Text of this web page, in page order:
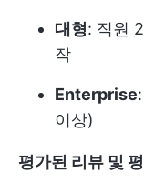
대형: 직원
작
Enterprise
이상)
평가된 리뷰 및